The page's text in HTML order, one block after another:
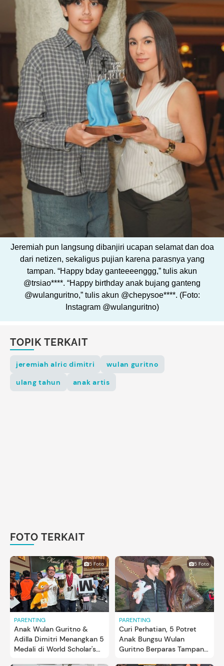
Jeremiah pun langsung dibanjiri ucapan selamat dan doa
dari netizen, sekaligus pujian karena parasnya yang
tampan. “Happy bday ganteeeenggg,” tulis akun
@trsiao****. “Happy birthday anak bujang ganteng
@wulanguritno,” tulis akun @chepysoe****. (Foto:
Instagram @wulanguritno)
TOPIK TERKAIT
jeremiah alric dimitri
wulan guritno
ulang tahun
anak artis
FOTO TERKAIT
5 Foto
PARENTING
Anak Wulan Guritno &
Adilla Dimitri Menangkan 5
Medali di World Scholar's
5 Foto
PARENTING
Curi Perhatian, 5 Potret
Anak Bungsu Wulan
Guritno Berparas Tampan